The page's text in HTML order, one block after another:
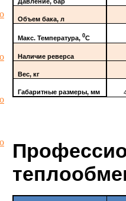
Объем бака, л
Макс. Температура,0С
Наличие реверса
Вес, кг
Габаритные размеры, мм